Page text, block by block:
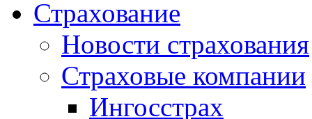
Страхование
Новости страхования
Страховые компании
Ингосстрах